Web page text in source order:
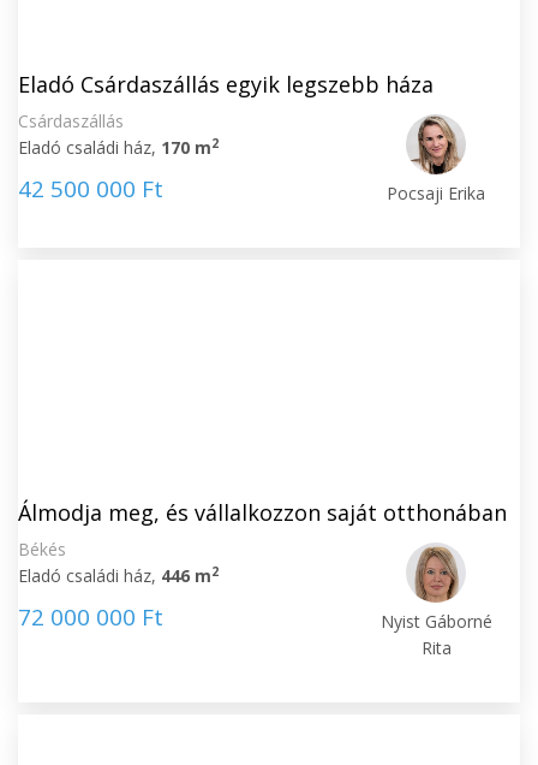
Eladó Csárdaszállás egyik legszebb háza
Csárdaszállás
Eladó családi ház, 170 m2
42 500 000 Ft Pocsaji Erika
Álmodja meg, és vállalkozzon saját otthonában
Békés
Eladó családi ház, 446 m2
72 000 000 Ft
Nyist Gáborné
Rita